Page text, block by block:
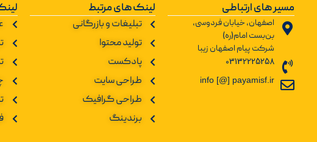
مسیر های ارتباطی
اصفهان، خیابان فردوسی،
بن‌بست امام(ره)
شرکت پیام اصفهان زیبا
03132225258
info [@] payamisf.ir
لینک های مرتبط
تبلیغات و بازرگانی
تولید محتوا
پادکست
طراحی سایت
طراحی گرافیک
برندینگ